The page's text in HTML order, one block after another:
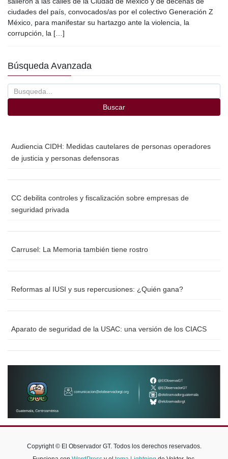
e
b
o
k
er
p
ar
ciudades del país, convocados/as por el colectivo Generación Z
México, para manifestar su hartazgo ante la violencia, la
corrupción, la […]
Búsqueda Avanzada
Buscar
Audiencia CIDH: Medidas cautelares de personas operadores
de justicia y personas defensoras
CC debilita controles y fiscalización sobre empresas de
seguridad privada
Carrusel: La Memoria también tiene rostro
Reformas al IUSI y sus repercusiones: ¿Quién gana?
Aparato de seguridad de la USAC: una versión de los CIACS
Copyright © El Observador GT. Todos los derechos reservados.